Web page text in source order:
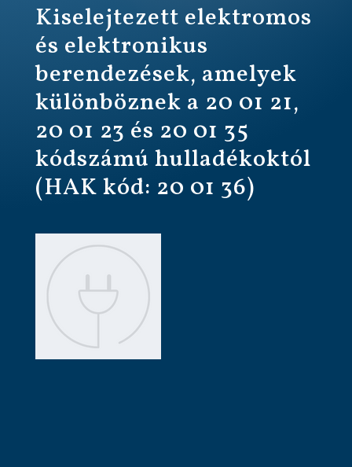
Kiselejtezett elektromos
és elektronikus
berendezések, amelyek
különböznek a 20 01 21,
20 01 23 és 20 01 35
kódszámú hulladékoktól
(HAK kód: 20 01 36)